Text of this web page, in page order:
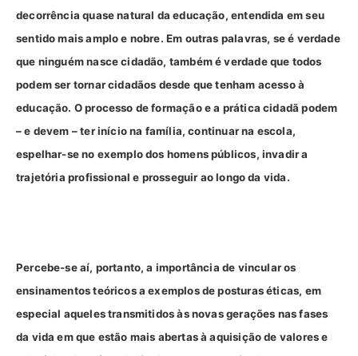
decorrência quase natural da educação, entendida em seu
sentido mais amplo e nobre. Em outras palavras, se é verdade
que ninguém nasce cidadão, também é verdade que todos
podem ser tornar cidadãos desde que tenham acesso à
educação. O processo de formação e a prática cidadã podem
– e devem – ter início na família, continuar na escola,
espelhar-se no exemplo dos homens públicos, invadir a
trajetória profissional e prosseguir ao longo da vida.
Percebe-se aí, portanto, a importância de vincular os
ensinamentos teóricos a exemplos de posturas éticas, em
especial aqueles transmitidos às novas gerações nas fases
da vida em que estão mais abertas à aquisição de valores e